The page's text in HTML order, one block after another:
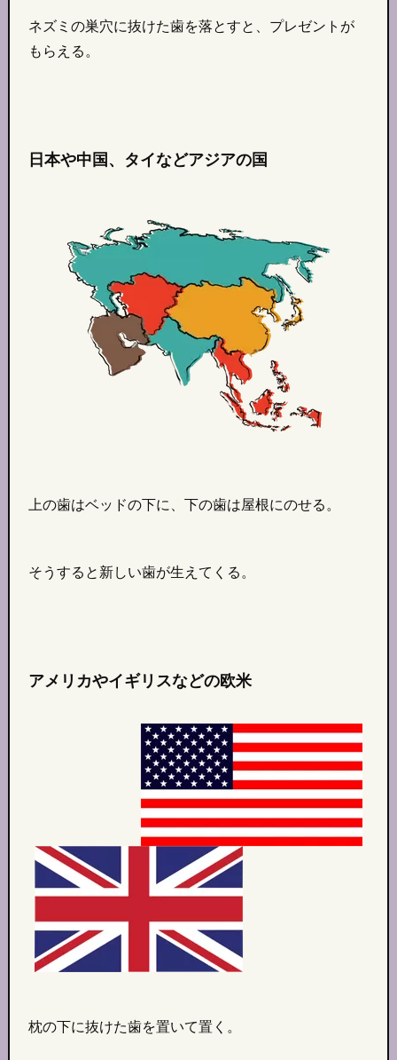
ネズミの巣穴に抜けた歯を落とすと、プレゼントが
もらえる。
日本や中国、タイなどアジアの国
上の歯はベッドの下に、下の歯は屋根にのせる。
そうすると新しい歯が生えてくる。
アメリカやイギリスなどの欧米
枕の下に抜けた歯を置いて置く。